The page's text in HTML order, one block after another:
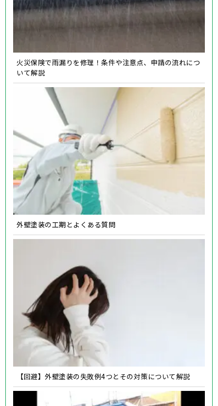
火災保険で雨漏りを修理！条件や注意点、申請の流れにつ
いて解説
外壁塗装の工期とよくある質問
【回避】外壁塗装の失敗例4つとその対策について解説